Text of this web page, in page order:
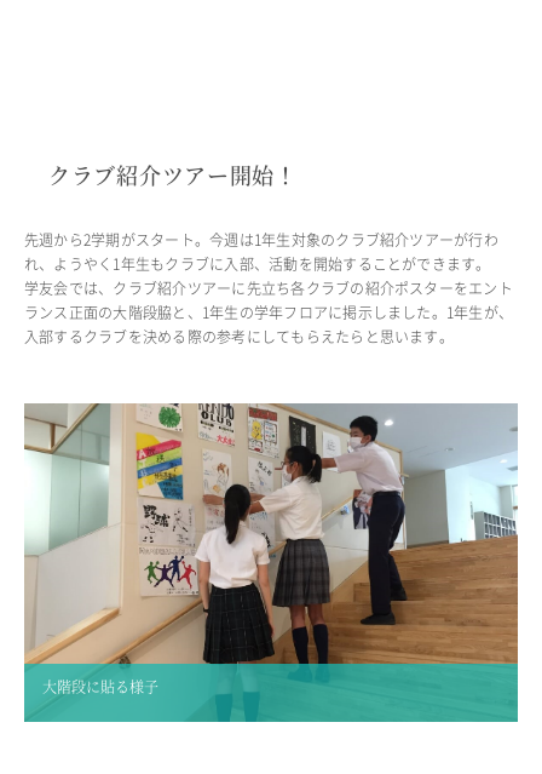
スクールカレンダー
クラブ・同好会紹介
施設設備紹介
制服紹介
進学・進路
学友会
ADMISSION
入試・入学案内
入試要項
志願者速報
学校説明会
入試結果
入学金・学費等一覧
入試問題
クラブ紹介ツアー開始！
先週から2学期がスタート。今週は1年生対象のクラブ紹介ツアーが行わ
れ、ようやく1年生もクラブに入部、活動を開始することができます。
学友会では、クラブ紹介ツアーに先立ち各クラブの紹介ポスターをエント
ランス正面の大階段脇と、1年生の学年フロアに掲示しました。1年生が、
入部するクラブを決める際の参考にしてもらえたらと思います。
大階段に貼る様子